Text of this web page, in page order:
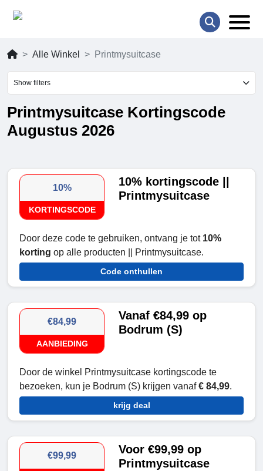
Alle Winkel Printmysuitcase
Show filters
Printmysuitcase Kortingscode
Augustus 2026
10%
KORTINGSCODE
10% kortingscode ||
Printmysuitcase
Door deze code te gebruiken, ontvang je tot 10%
korting op alle producten || Printmysuitcase.
Code onthullen
€84,99
AANBIEDING
Vanaf €84,99 op
Bodrum (S)
Door de winkel Printmysuitcase kortingscode te
bezoeken, kun je Bodrum (S) krijgen vanaf€ 84,99.
krijg deal
€99,99
Voor €99,99 op
Printmysuitcase